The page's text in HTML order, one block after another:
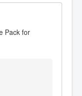
Pack for